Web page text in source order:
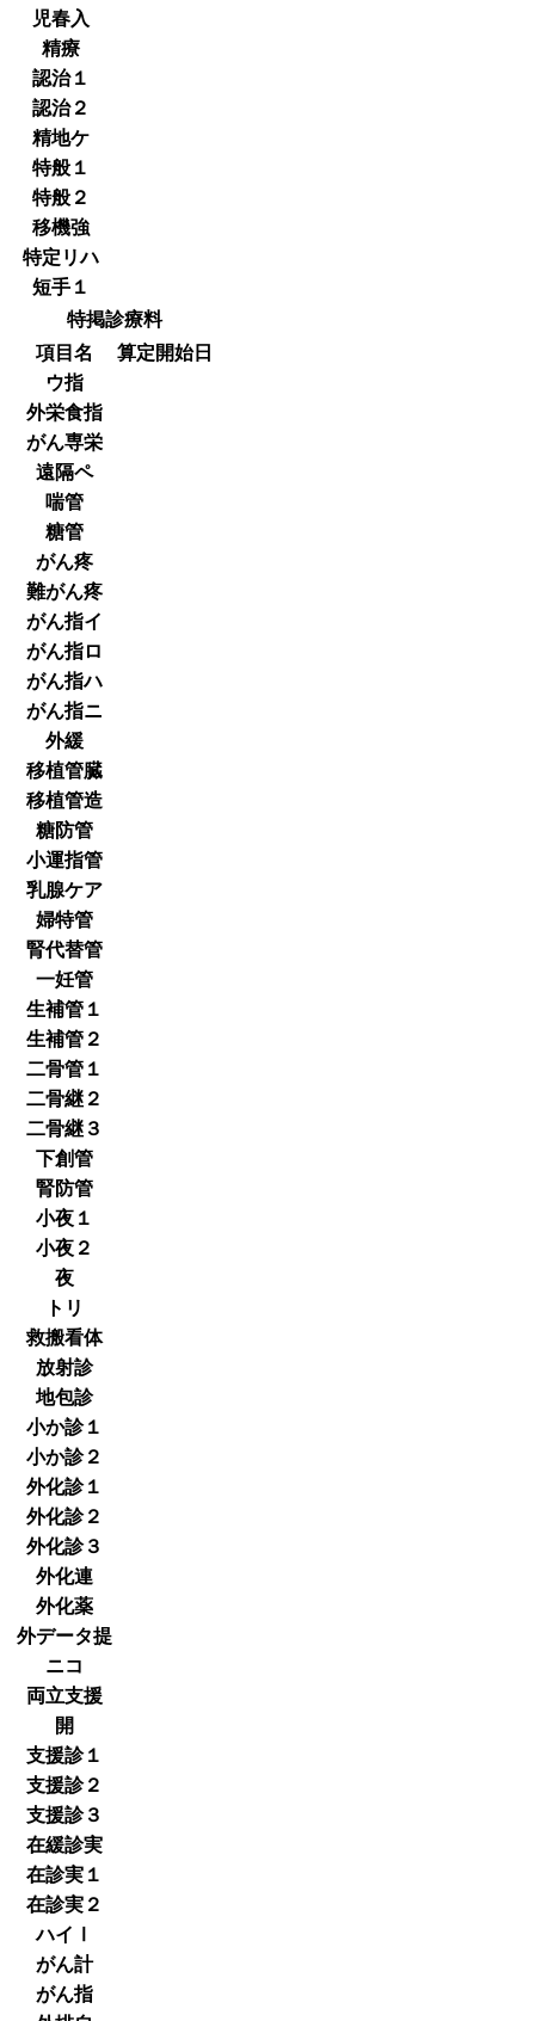
児春入
精療
認治１
認治２
精地ケ
特般１
特般２
移機強
特定リハ
短手１
特掲診療料
項目名
算定開始日
ウ指
外栄食指
がん専栄
遠隔ペ
喘管
糖管
がん疼
難がん疼
がん指イ
がん指ロ
がん指ハ
がん指ニ
外緩
移植管臓
移植管造
糖防管
小運指管
乳腺ケア
婦特管
腎代替管
一妊管
生補管１
生補管２
二骨管１
二骨継２
二骨継３
下創管
腎防管
小夜１
小夜２
夜
トリ
救搬看体
放射診
地包診
小か診１
小か診２
外化診１
外化診２
外化診３
外化連
外化薬
外データ提
ニコ
両立支援
開
支援診１
支援診２
支援診３
在緩診実
在診実１
在診実２
ハイⅠ
がん計
がん指